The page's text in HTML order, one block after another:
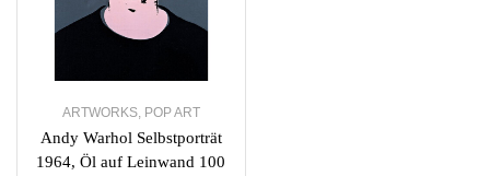
ARTWORKS, POP ART
Andy Warhol Selbstporträt
1964, Öl auf Leinwand 100